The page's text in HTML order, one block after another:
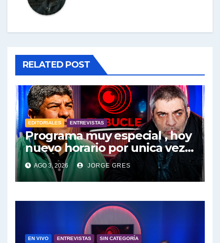
RELATED POST
EDITORIALES ENTREVISTAS
Programa muy especial , hoy
nuevo horario por unica vez .
Pablo Moyano en vivo sobran
las palabras, te esperamos
en el Bucle 10:30 3/8/2026
AGO 3, 2026 JORGE GRES
EN VIVO ENTREVISTAS SIN CATEGORÍA